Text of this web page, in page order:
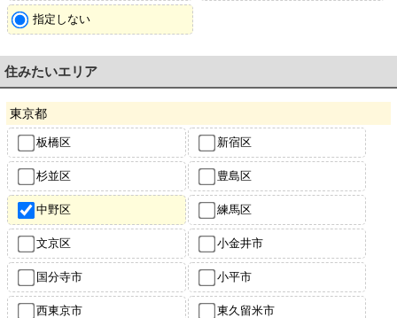
指定しない
住みたいエリア
東京都
板橋区 新宿区
杉並区 豊島区
中野区 練馬区
文京区 小金井市
国分寺市 小平市
西東京市 東久留米市